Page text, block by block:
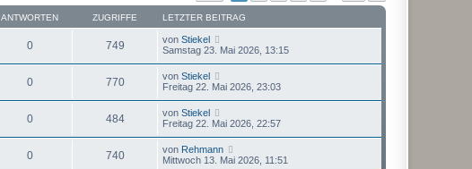
ANTWORTEN ZUGRIFFE LETZTER BEITRAG
0 749 von Stiekel
Samstag 23. Mai 2026, 13:15
0 770 von Stiekel
Freitag 22. Mai 2026, 23:03
0 484 von Stiekel
Freitag 22. Mai 2026, 22:57
0 740 von Rehmann
Mittwoch 13. Mai 2026, 11:51